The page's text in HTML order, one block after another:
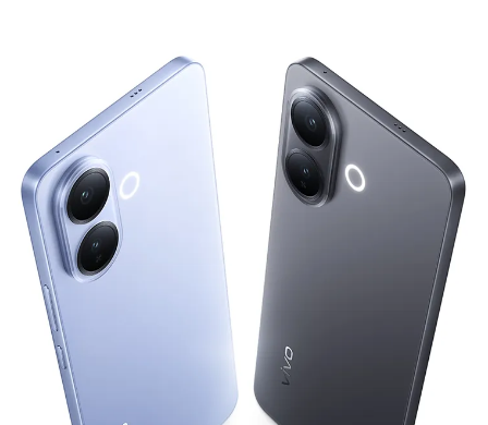
Uzbekistan(uz) | Mamlakat/mintaqani tanlash